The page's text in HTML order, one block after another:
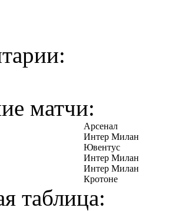
матчи:
Арсенал
Интер Милан
Ювентус
Интер Милан
Интер Милан
Кротоне
таблица: